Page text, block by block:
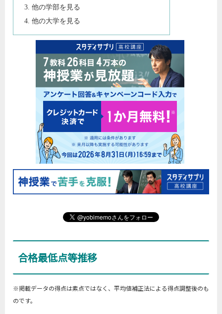
他の学部を見る
他の大学を見る
合格最低点等推移
※掲載データの得点は素点ではなく、平均値補正法による得点調整後のも
のです。